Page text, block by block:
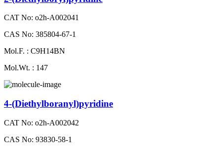
CAT No: o2h-A002041
CAS No: 385804-67-1
Mol.F. : C9H14BN
Mol.Wt. : 147
4-(Diethylboranyl)​pyridine
CAT No: o2h-A002042
CAS No: 93830-58-1